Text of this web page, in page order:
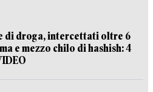
di droga, intercettati oltre 6
e mezzo chilo di hashish: 4